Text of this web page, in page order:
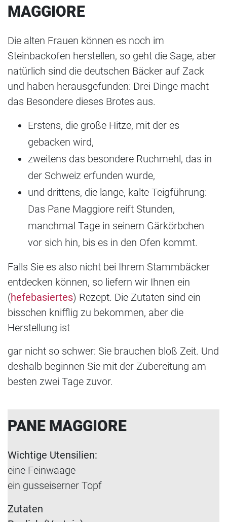
MAGGIORE
Die alten Frauen können es noch im
Steinbackofen herstellen, so geht die Sage, aber
natürlich sind die deutschen Bäcker auf Zack
und haben herausgefunden: Drei Dinge macht
das Besondere dieses Brotes aus.
Erstens, die große Hitze, mit der es
gebacken wird,
zweitens das besondere Ruchmehl, das in
der Schweiz erfunden wurde,
und drittens, die lange, kalte Teigführung:
Das Pane Maggiore reift Stunden,
manchmal Tage in seinem Gärkörbchen
vor sich hin, bis es in den Ofen kommt.
Falls Sie es also nicht bei Ihrem Stammbäcker
entdecken können, so liefern wir Ihnen ein
(hefebasiertes) Rezept. Die Zutaten sind ein
bisschen knifflig zu bekommen, aber die
Herstellung ist
gar nicht so schwer: Sie brauchen bloß Zeit. Und
deshalb beginnen Sie mit der Zubereitung am
besten zwei Tage zuvor.
PANE MAGGIORE
Wichtige Utensilien:
eine Feinwaage
ein gusseiserner Topf
Zutaten